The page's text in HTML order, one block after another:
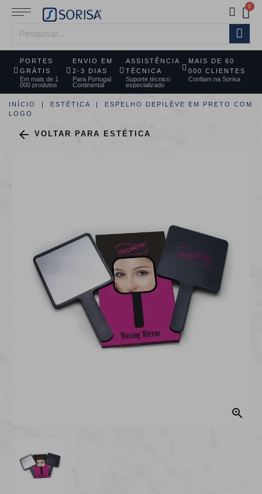
PORTES
GRÁTIS
Em mais de 1
000 produtos
ENVIO EM
2-3 DIAS
Para Portugal
Continental
ASSISTÊNCIA
TÉCNICA
Suporte técnico
especializado
MAIS DE 60
000 CLIENTES
Confiam na Sorisa
INÍCIO ESTÉTICA
ESPELHO DEPILÈVE EM PRETO COM
LOGO
 VOLTAR PARA ESTÉTICA
